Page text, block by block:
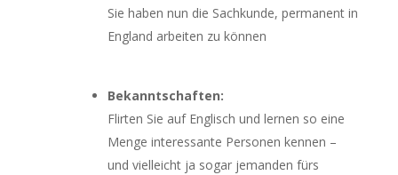
Sie haben nun die Sachkunde, permanent in
England arbeiten zu können
Bekanntschaften:
Flirten Sie auf Englisch und lernen so eine
Menge interessante Personen kennen –
und vielleicht ja sogar jemanden fürs